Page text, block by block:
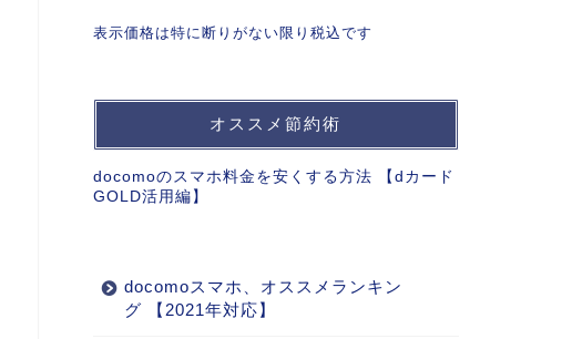
表示価格は特に断りがない限り税込です
オススメ節約術
docomoのスマホ料金を安くする方法 【dカード
GOLD活用編】
docomoスマホ、オススメランキン
グ 【2021年対応】